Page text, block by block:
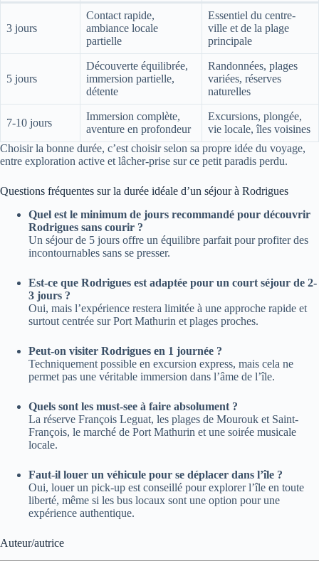
3 jours
Contact rapide,
ambiance locale
partielle
Essentiel du centre-
ville et de la plage
principale
5 jours
Découverte équilibrée,
immersion partielle,
détente
Randonnées, plages
variées, réserves
naturelles
7-10 jours
Immersion complète,
aventure en profondeur
Excursions, plongée,
vie locale, îles voisines
Choisir la bonne durée, c’est choisir selon sa propre idée du voyage,
entre exploration active et lâcher-prise sur ce petit paradis perdu.
Questions fréquentes sur la durée idéale d’un séjour à Rodrigues
Quel est le minimum de jours recommandé pour découvrir
Rodrigues sans courir ?
Un séjour de 5 jours offre un équilibre parfait pour profiter des
incontournables sans se presser.
Est-ce que Rodrigues est adaptée pour un court séjour de 2-
3 jours ?
Oui, mais l’expérience restera limitée à une approche rapide et
surtout centrée sur Port Mathurin et plages proches.
Peut-on visiter Rodrigues en 1 journée ?
Techniquement possible en excursion express, mais cela ne
permet pas une véritable immersion dans l’âme de l’île.
Quels sont les must-see à faire absolument ?
La réserve François Leguat, les plages de Mourouk et Saint-
François, le marché de Port Mathurin et une soirée musicale
locale.
Faut-il louer un véhicule pour se déplacer dans l’île ?
Oui, louer un pick-up est conseillé pour explorer l’île en toute
liberté, même si les bus locaux sont une option pour une
expérience authentique.
Auteur/autrice